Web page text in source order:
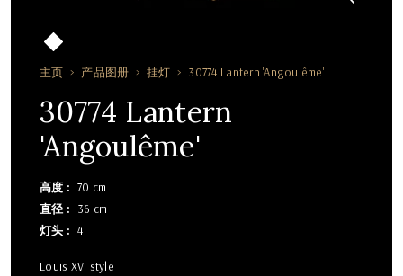
主页 产品图册 挂灯 30774 Lantern 'Angoulême'
30774 Lantern
'Angoulême'
高度
70 cm
直径
36 cm
灯头
4
Louis XVI style